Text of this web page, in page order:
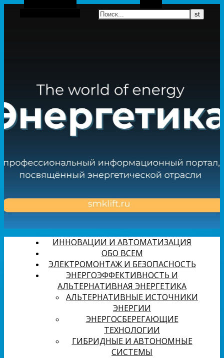
Боковая панель
ИННОВАЦИИ И АВТОМАТИЗАЦИЯ
ОБО ВСЕМ
ЭЛЕКТРОМОНТАЖ И БЕЗОПАСНОСТЬ
ЭНЕРГОЭФФЕКТИВНОСТЬ И
АЛЬТЕРНАТИВНАЯ ЭНЕРГЕТИКА
АЛЬТЕРНАТИВНЫЕ ИСТОЧНИКИ
ЭНЕРГИИ
ЭНЕРГОСБЕРЕГАЮЩИЕ
ТЕХНОЛОГИИ
ГИБРИДНЫЕ И АВТОНОМНЫЕ
СИСТЕМЫ